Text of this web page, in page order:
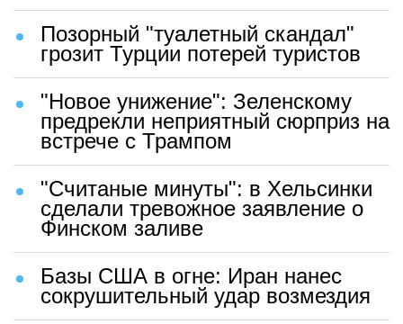
Позорный "туалетный скандал"
грозит Турции потерей туристов
"Новое унижение": Зеленскому
предрекли неприятный сюрприз на
встрече с Трампом
"Считаные минуты": в Хельсинки
сделали тревожное заявление о
Финском заливе
Базы США в огне: Иран нанес
сокрушительный удар возмездия